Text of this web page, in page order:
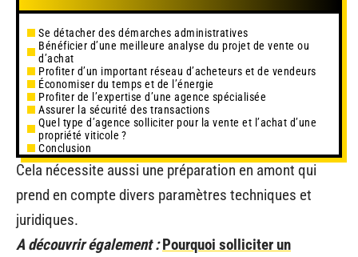
Se détacher des démarches administratives
Bénéficier d’une meilleure analyse du projet de vente ou
d’achat
Profiter d’un important réseau d’acheteurs et de vendeurs
Économiser du temps et de l’énergie
Profiter de l’expertise d’une agence spécialisée
Assurer la sécurité des transactions
Quel type d’agence solliciter pour la vente et l’achat d’une
propriété viticole ?
Conclusion
Cela nécessite aussi une préparation en amont qui
prend en compte divers paramètres techniques et
juridiques.
A découvrir également : Pourquoi solliciter un